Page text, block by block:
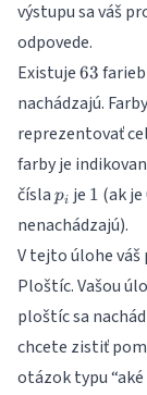
výstupu sa váš
odpovede.
Existuje 63
63
nachádzajú.
reprezentovať
farby je
čísla p_i
pi je 1
1 (ak je
nenachádzajú).
V tejto úlohe
Ploštíc. Vašou
ploštíc sa
chcete zistiť
otázok typu